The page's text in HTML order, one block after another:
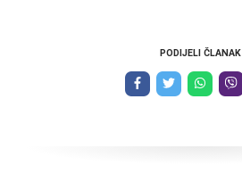
PODIJELI ČLANAK